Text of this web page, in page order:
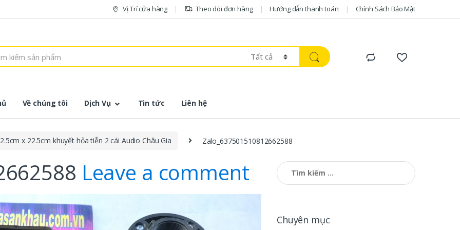
Vị Trí cửa hàng Theo dõi đơn hàng Hướng dẫn thanh toán Chính Sách Bảo Mật
Về chúng tôi Dịch Vụ Tin tức Liên hệ
x 22.5cm khuyết hỏa tiễn 2 cái Audio Châu Gia Zalo_637501510812662588
Leave a comment Tìm kiếm cho:
Chuyên mục